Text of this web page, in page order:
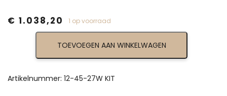
1 op voorraad
€ 1.038,20
Convertible
12-
TOEVOEGEN AAN WINKELWAGEN
Artikelnummer: 12-45-27W KIT